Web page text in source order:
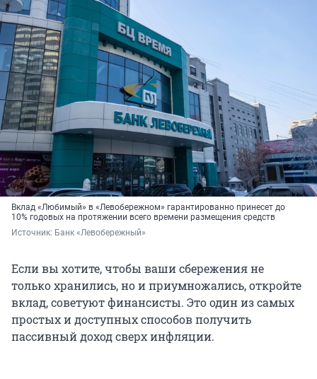
Вклад «Любимый» в «Левобережном» гарантированно принесет до
10% годовых на протяжении всего времени размещения средств
Источник: Банк «Левобережный»
Если вы хотите, чтобы ваши сбережения не
только хранились, но и приумножались, откройте
вклад, советуют финансисты. Это один из самых
простых и доступных способов получить
пассивный доход сверх инфляции.